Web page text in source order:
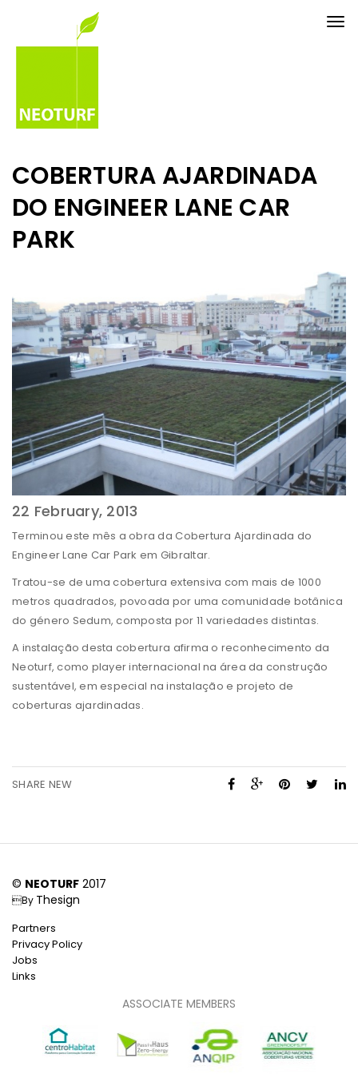
COBERTURA AJARDINADA
DO ENGINEER LANE CAR
PARK
22 February, 2013
Terminou este mês a obra da Cobertura Ajardinada do
Engineer Lane Car Park em Gibraltar.
Tratou-se de uma cobertura extensiva com mais de 1000
metros quadrados, povoada por uma comunidade botânica
do género Sedum, composta por 11 variedades distintas.
A instalação desta cobertura afirma o reconhecimento da
Neoturf, como player internacional na área da construção
sustentável, em especial na instalação e projeto de
coberturas ajardinadas.
SHARE NEW
© NEOTURF 2017
By Thesign
Partners
Privacy Policy
Jobs
Links
ASSOCIATE MEMBERS